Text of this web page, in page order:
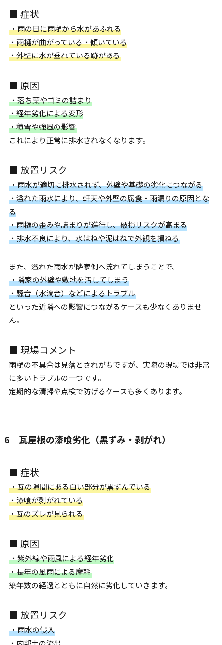
■ 症状
・雨の日に雨樋から水があふれる
・雨樋が曲がっている・傾いている
・外壁に水が垂れている跡がある
■ 原因
・落ち葉やゴミの詰まり
・経年劣化による変形
・積雪や強風の影響
これにより正常に排水されなくなります。
■ 放置リスク
・雨水が適切に排水されず、外壁や基礎の劣化につながる
・溢れた雨水により、軒天や外壁の腐食・雨漏りの原因とな
る
・雨樋の歪みや詰まりが進行し、破損リスクが高まる
・排水不良により、水はねや泥はねで外観を損ねる
また、溢れた雨水が隣家側へ流れてしまうことで、
・隣家の外壁や敷地を汚してしまう
・騒音（水滴音）などによるトラブル
といった近隣への影響につながるケースも少なくありませ
ん。
■ 現場コメント
雨樋の不具合は見落とされがちですが、実際の現場では非常
に多いトラブルの一つです。
定期的な清掃や点検で防げるケースも多くあります。
6 瓦屋根の漆喰劣化（黒ずみ・剥がれ）
■ 症状
・瓦の隙間にある白い部分が黒ずんでいる
・漆喰が剥がれている
・瓦のズレが見られる
■ 原因
・紫外線や雨風による経年劣化
・長年の風雨による摩耗
築年数の経過とともに自然に劣化していきます。
■ 放置リスク
・雨水の侵入
・内部土の流出